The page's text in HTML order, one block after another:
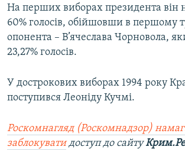
На перших виборах президента він
60% голосів, обійшовши в першому
опонента – В’ячеслава Чорновола,
23,27% голосів.
У дострокових виборах 1994 року
поступився Леоніду Кучмі.
Роскомнагляд (Роскомнадзор)
заблокуватидоступ до сайту